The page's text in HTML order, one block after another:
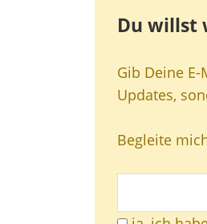
Du willst
Gib Deine
Updates,
Begleite